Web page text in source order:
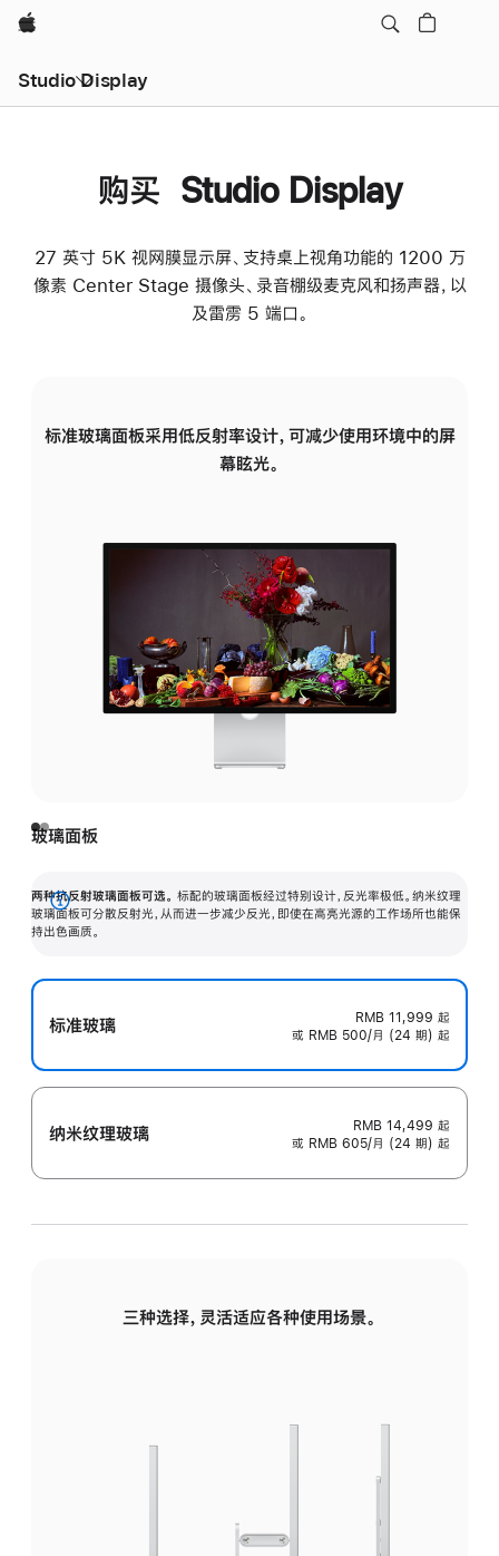
Apple
Studio Display
购买 Studio Display
27 英寸 5K 视网膜显示屏、支持桌上视角功能的 1200 万
像素 Center Stage 摄像头、录音棚级麦克风和扬声器，以
及雷雳 5 端口。
标准玻璃面板采用低反射率设计，可减少使用环境中的屏
幕眩光。
玻璃面板
两种抗反射玻璃面板可选。 标配的玻璃面板经过特别设计，反光率极低。纳米纹理
玻璃面板可分散反射光，从而进一步减少反光，即使在高亮光源的工作场所也能保
持出色画质。
展
开
标准玻璃 RMB 11,999 起
或 RMB 500/月 (24 期) 起
纳米纹理玻璃 RMB 14,499 起
或 RMB 605/月 (24 期) 起
三种选择，灵活适应各种使用场景。